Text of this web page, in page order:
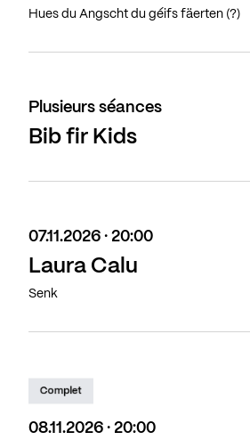
Hues du Angscht du géifs fäerten (?)
Plusieurs séances
Bib fir Kids
07.11.2026 · 20:00
Laura Calu
Senk
Complet
08.11.2026 · 20:00